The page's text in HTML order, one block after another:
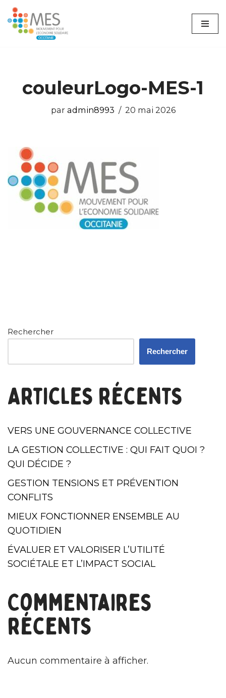
Aller
couleurLogo-MES-1
par admin8993 20 mai 2026
Rechercher
Rechercher
Articles récents
VERS UNE GOUVERNANCE COLLECTIVE
LA GESTION COLLECTIVE : QUI FAIT QUOI ?
QUI DÉCIDE ?
GESTION TENSIONS ET PRÉVENTION
CONFLITS
MIEUX FONCTIONNER ENSEMBLE AU
QUOTIDIEN
ÉVALUER ET VALORISER L’UTILITÉ
SOCIÉTALE ET L’IMPACT SOCIAL
Commentaires
récents
Aucun commentaire à afficher.